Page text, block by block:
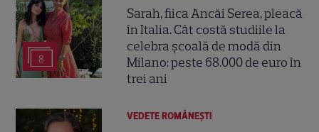
8
Sarah, fiica Ancăi Serea, pleacă
în Italia. Cât costă studiile la
celebra școală de modă din
Milano: peste 68.000 de euro în
trei ani
VEDETE ROMÂNEŞTI